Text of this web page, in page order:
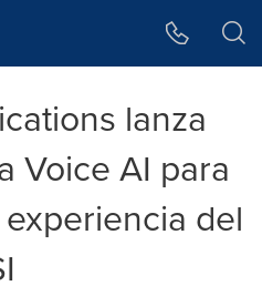
lanza
Voice AI para
del